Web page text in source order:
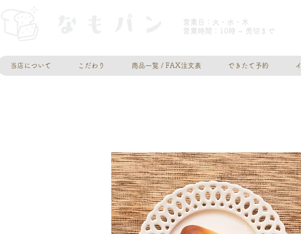
営業日：火・水・木
​営業時間：10時 ~ 売切まで
当店について こだわり 商品一覧 / FAX注文表 できたて予約